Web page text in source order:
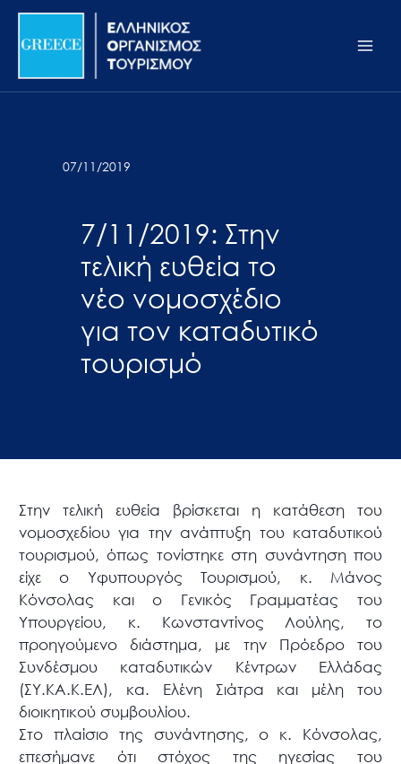
Σημείωση:
ιστότοπος
προσβασιμότητας.
Μετάβαση
περιεχόμενο
07/11/2019
7/11/2019: Στην
τελική ευθεία το
νέο νομοσχέδιο
για τον καταδυτικό
τουρισμό
Στην τελική ευθεία βρίσκεται η κατάθεση του
νομοσχεδίου για την ανάπτυξη του καταδυτικού
τουρισμού, όπως τονίστηκε στη συνάντηση που
είχε ο Υφυπουργός Τουρισμού, κ. Μάνος
Κόνσολας και ο Γενικός Γραμματέας του
Υπουργείου, κ. Κωνσταντίνος Λούλης, το
προηγούμενο διάστημα, με την Πρόεδρο του
Συνδέσμου καταδυτικών Κέντρων Ελλάδας
(ΣΥ.ΚΑ.Κ.ΕΛ), κα. Ελένη Σιάτρα και μέλη του
διοικητικού συμβουλίου.
Στο πλαίσιο της συνάντησης, ο κ. Κόνσολας,
επεσήμανε ότι στόχος της ηγεσίας του